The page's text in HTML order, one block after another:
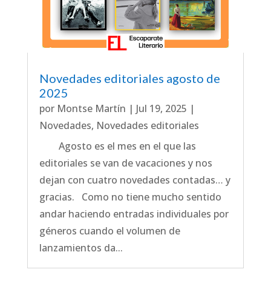
Novedades editoriales agosto de
2025
por Montse Martín | Jul 19, 2025 |
Novedades, Novedades editoriales
Agosto es el mes en el que las
editoriales se van de vacaciones y nos
dejan con cuatro novedades contadas… y
gracias. Como no tiene mucho sentido
andar haciendo entradas individuales por
géneros cuando el volumen de
lanzamientos da...